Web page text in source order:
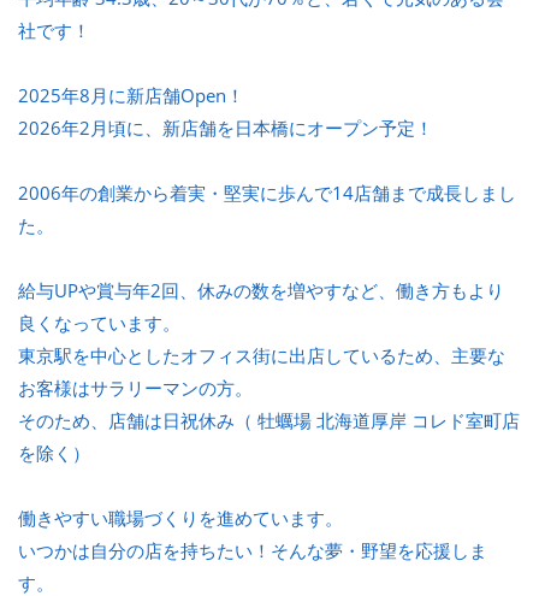
社です！
2025年8月に新店舗Open！
2026年2月頃に、新店舗を日本橋にオープン予定！
2006年の創業から着実・堅実に歩んで14店舗まで成長しまし
た。
給与UPや賞与年2回、休みの数を増やすなど、働き方もより
良くなっています。
東京駅を中心としたオフィス街に出店しているため、主要な
お客様はサラリーマンの方。
そのため、店舗は日祝休み（ 牡蠣場 北海道厚岸 コレド室町店
を除く）
働きやすい職場づくりを進めています。
いつかは自分の店を持ちたい！そんな夢・野望を応援しま
す。